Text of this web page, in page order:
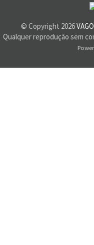
© Copyright 2026
Qualquer reprodução sem